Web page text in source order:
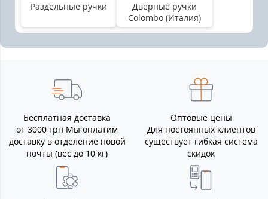
Раздельные ручки
Дверные ручки
Colombo (Италия)
Бесплатная доставка
от 3000 грн Мы оплатим
доставку в отделение новой
почты (вес до 10 кг)
Оптовые цены
Для постоянных клиентов
существует гибкая система
скидок